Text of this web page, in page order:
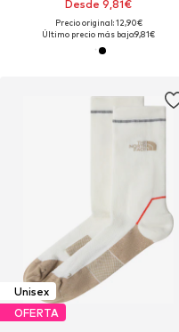
Desde 9,81€
Precio original: 12,90€
Último precio más bajo:9,81€
Unisex
OFERTA